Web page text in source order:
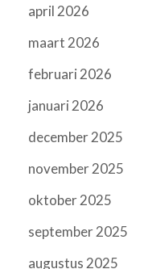
april 2026
maart 2026
februari 2026
januari 2026
december 2025
november 2025
oktober 2025
september 2025
augustus 2025